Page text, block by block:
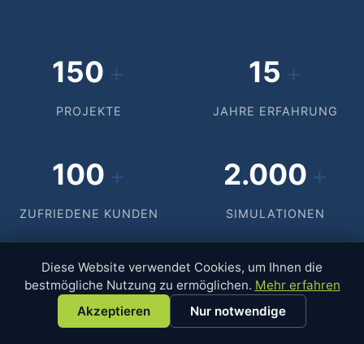
150 +
PROJEKTE
15 +
JAHRE ERFAHRUNG
100 +
ZUFRIEDENE KUNDEN
2.000 +
SIMULATIONEN
Diese Website verwendet Cookies, um Ihnen die
bestmögliche Nutzung zu ermöglichen. Mehr erfahren
Akzeptieren
Nur notwendige